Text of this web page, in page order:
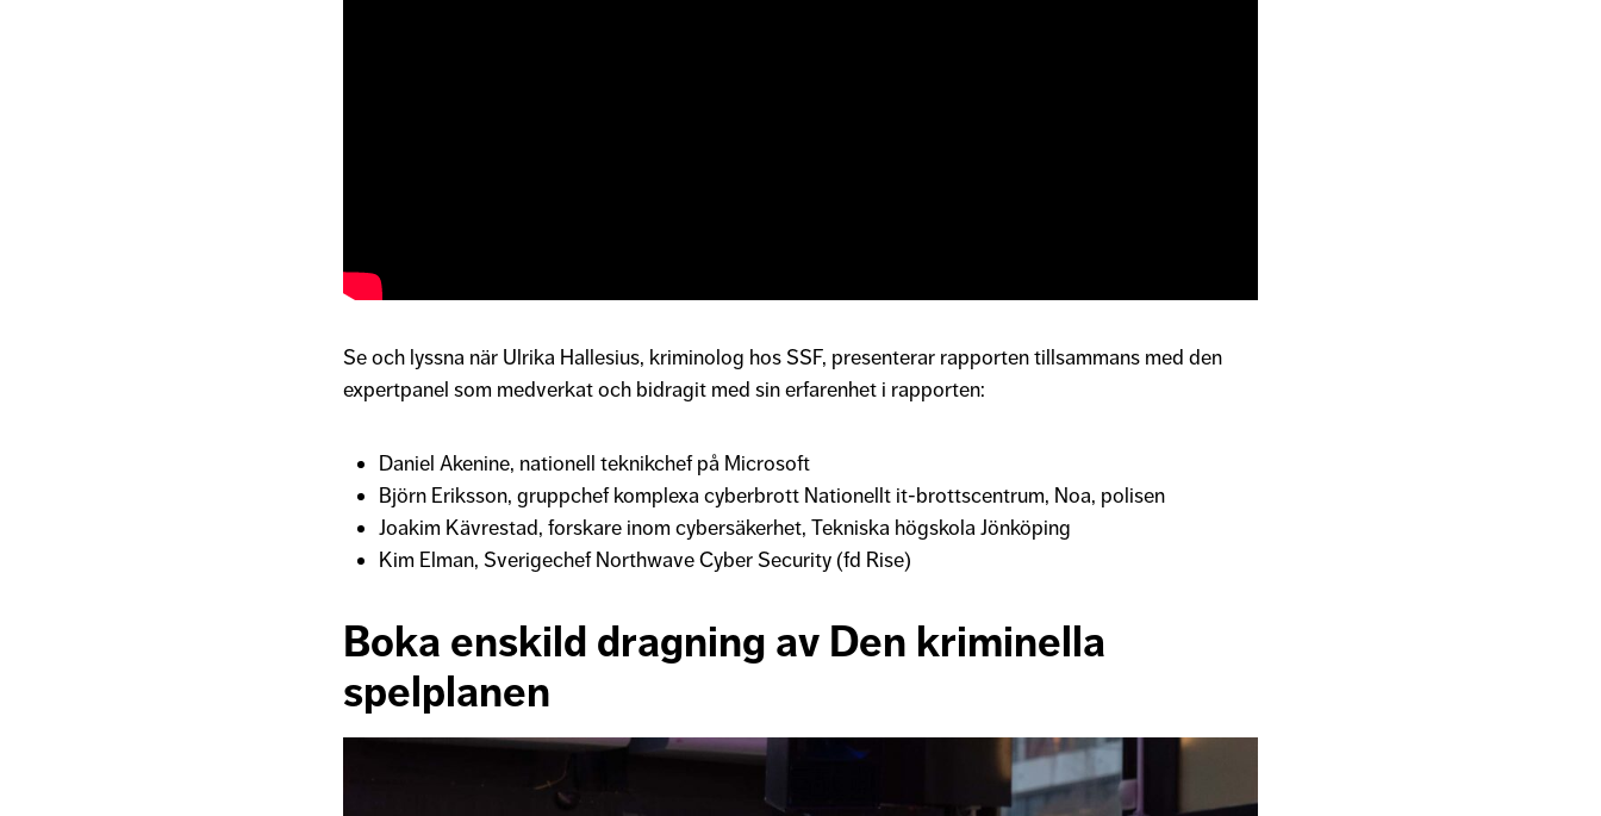
Se och lyssna när Ulrika Hallesius, kriminolog hos SSF, presenterar rapporten tillsammans med den
expertpanel som medverkat och bidragit med sin erfarenhet i rapporten:
Daniel Akenine, nationell teknikchef på Microsoft
Björn Eriksson, gruppchef komplexa cyberbrott Nationellt it-brottscentrum, Noa, polisen
Joakim Kävrestad, forskare inom cybersäkerhet, Tekniska högskola Jönköping
Kim Elman, Sverigechef Northwave Cyber Security (fd Rise)
Boka enskild dragning av Den kriminella
spelplanen